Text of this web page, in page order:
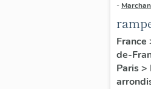
-
la
France
de-
Paris>